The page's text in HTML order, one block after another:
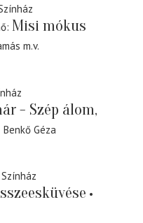
Misi mókus
m.v.
- Szép álom,
Benkő Géza